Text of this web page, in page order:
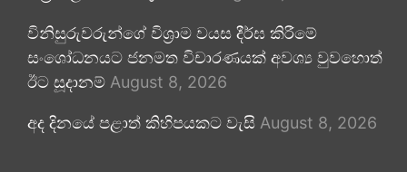
විනිසුරුවරුන්ගේ විශ්‍රාම වයස දීර්ඝ කිරීමේ
සංශෝධනයට ජනමත විචාරණයක් අවශ්‍ය වුවහොත්
ඊට සූදානම් August 8, 2026
අද දිනයේ පළාත් කිහිපයකට වැසි August 8, 2026